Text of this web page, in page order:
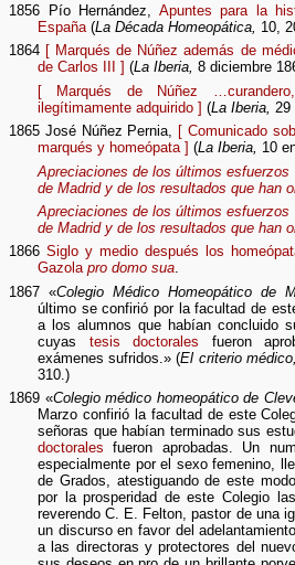
1856 Pío Hernández, Apuntes para la
España(La Década Homeopática, 10,
1864 [ Marqués de Núñez además de
de Carlos III ] (La Iberia, 8 diciembre
[ Marqués de Núñez
ilegítimamente adquirido ] (La Iberia, 29
1865 José Núñez Pernia, [ Comunicado
marqués y homeópata ] (La Iberia, 10
Apreciaciones de los últimos
de Madrid y de los resultados que han
Apreciaciones de los últimos
de Madrid y de los resultados que han
1866Siglo y medio después los
Gazola pro domo sua.
1867 «Colegio Médico Homeopático de
último se confirió por la facultad de
a los alumnos que habían concluido
cuyas tesis doctorales fueron
exámenes sufridos.» (El criterio médico,
310.)
1869 «Colegio médico homeopático de
Marzo confirió la facultad de este
señoras que habían terminado sus
doctorales fueron aprobadas. Un
especialmente por el sexo femenino,
de Grados, atestiguando de este
por la prosperidad de este Colegio
reverendo C. E. Felton, pastor de una
un discurso en favor del
a las directoras y protectores del